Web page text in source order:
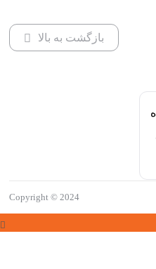
بازگشت به بالا
Copyright © 2024